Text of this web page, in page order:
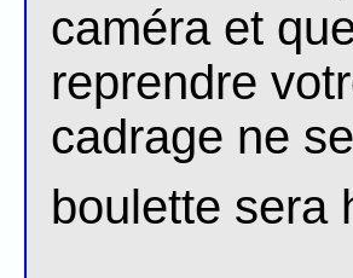
caméra et
reprendre
cadrage ne
boulette sera